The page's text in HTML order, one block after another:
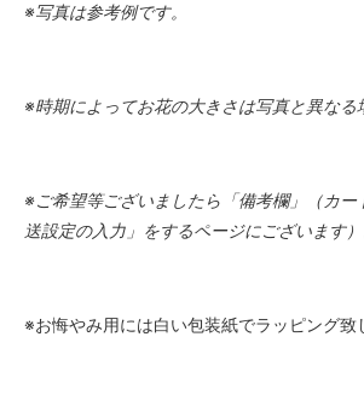
※写真は参考例です。
※時期によってお花の大きさは写真と異なる
※ご希望等ございましたら「備考欄」（カー
送設定の入力」をするページにございます）
※お悔やみ用には白い包装紙でラッピング致